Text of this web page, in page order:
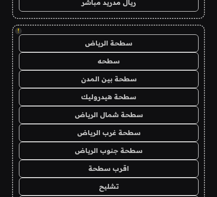
ريال مدريد مباشر
!
سطحة الرياض
سطحه
سطحة بين المدن
سطحة هيدروليك
سطحة شمال الرياض
سطحة غرب الرياض
سطحة جنوب الرياض
اقرب سطحة
تشليح